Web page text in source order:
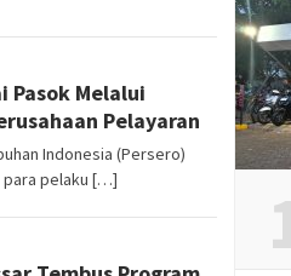
Pasok Melalui
Pelayaran
Indonesia (Persero)
para pelaku […]